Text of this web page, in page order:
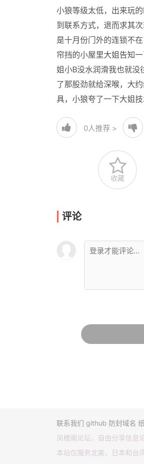
小狼等级太低，出来玩
到联系方式，退而求其
是十月份门外的连锁不
帘挡的小屋里大姐告知
姐小B没水润滑我也就
了那股劲就给深喉，大
具，小狼夸了一下大姐
0人推荐 >
收藏
评论
联系我们 github 防封域名
凤楼阁论坛，自由分享信息
本站仅服务北美，日本和台